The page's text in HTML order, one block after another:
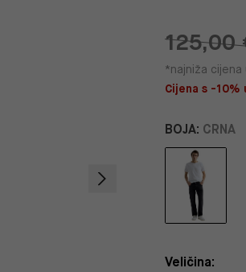
125,00
*najniža cijena
Cijena s -
BOJA: CRNA
Veličina: